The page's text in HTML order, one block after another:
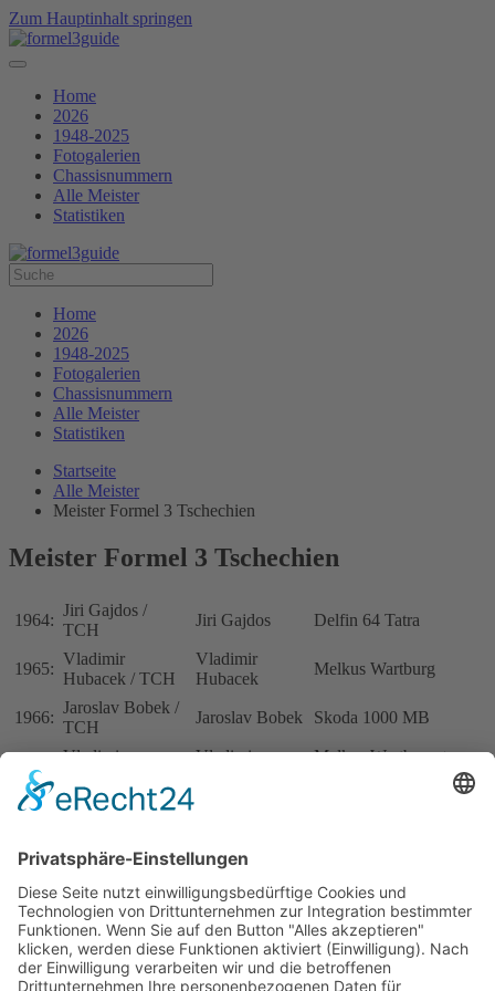
Zum Hauptinhalt springen
Home
2026
1948-2025
Fotogalerien
Chassisnummern
Alle Meister
Statistiken
Home
2026
1948-2025
Fotogalerien
Chassisnummern
Alle Meister
Statistiken
Startseite
Alle Meister
Meister Formel 3 Tschechien
Meister Formel 3 Tschechien
1964:
Jiri Gajdos /
TCH
Jiri Gajdos Delfin 64 Tatra
1965:
Vladimir
Hubacek / TCH
Vladimir
Hubacek
Melkus Wartburg
1966:
Jaroslav Bobek /
TCH
Jaroslav Bobek Skoda 1000 MB
1967:
Vladimir
Vladimir
Melkus Wartburg +
1968:
Vladimir
1969:
Vladimir
Hubacek / TCH
Vladimir
Hubacek
1970-1994: KEINE MEISTERSCHAFT
1995:
Tomas Karhanek
/ CZE
TKF Racing Dallara F393 Opel
Helmut Kopp /
Shannon